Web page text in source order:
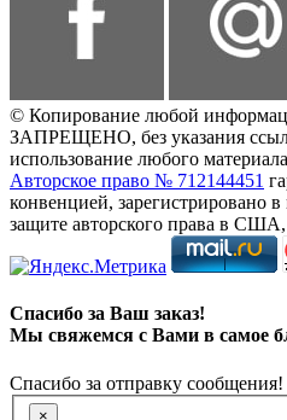
© Копирование любой
ЗАПРЕЩЕНО, без указания
использование любого
Авторское право № 712144451
конвенцией, зарегистрировано
защите авторского права в
Спасибо за Ваш заказ!
Мы свяжемся с Вами в самое
Спасибо за отправку сообщения!
×